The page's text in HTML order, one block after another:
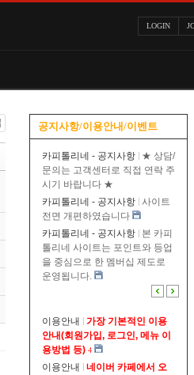
LOGIN
공지사항/이용안내/이벤트
카피톨리네 - 공지사항
★ 상담/
문의는 고객센터로 직접 연락 주
시기 바랍니다 ★
카피톨리네 - 공지사항
사이트
전면 개편하였습니다
카피톨리네 - 공지사항
본 카피
톨리네 사이트는 포인트와 등업
을 중심으로 한 멤버십 제도로
운영됩니다.
이용안내
가장 기본적인 이용
안내(회원가입, 로그인, 메뉴 이
용방법 등) 4
이용안내
네이버 카페에서 오